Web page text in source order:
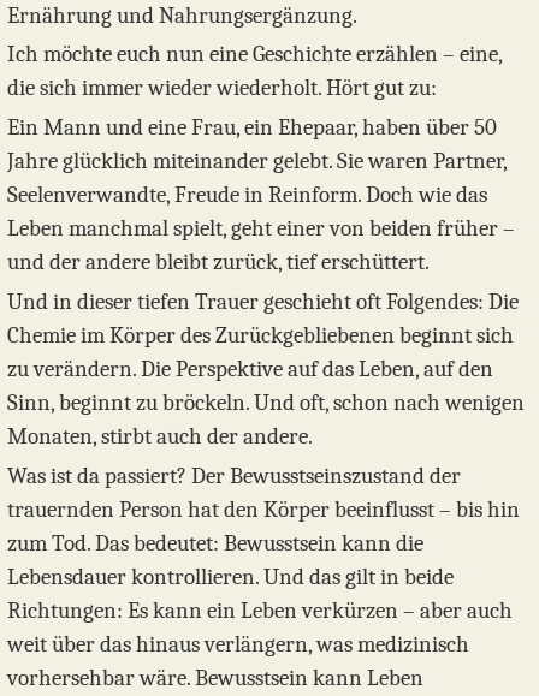
Ernährung und Nahrungsergänzung.
Ich möchte euch nun eine Geschichte erzählen – eine,
die sich immer wieder wiederholt. Hört gut zu:
Ein Mann und eine Frau, ein Ehepaar, haben über 50
Jahre glücklich miteinander gelebt. Sie waren Partner,
Seelenverwandte, Freude in Reinform. Doch wie das
Leben manchmal spielt, geht einer von beiden früher –
und der andere bleibt zurück, tief erschüttert.
Und in dieser tiefen Trauer geschieht oft Folgendes: Die
Chemie im Körper des Zurückgebliebenen beginnt sich
zu verändern. Die Perspektive auf das Leben, auf den
Sinn, beginnt zu bröckeln. Und oft, schon nach wenigen
Monaten, stirbt auch der andere.
Was ist da passiert? Der Bewusstseinszustand der
trauernden Person hat den Körper beeinflusst – bis hin
zum Tod. Das bedeutet: Bewusstsein kann die
Lebensdauer kontrollieren. Und das gilt in beide
Richtungen: Es kann ein Leben verkürzen – aber auch
weit über das hinaus verlängern, was medizinisch
vorhersehbar wäre. Bewusstsein kann Leben